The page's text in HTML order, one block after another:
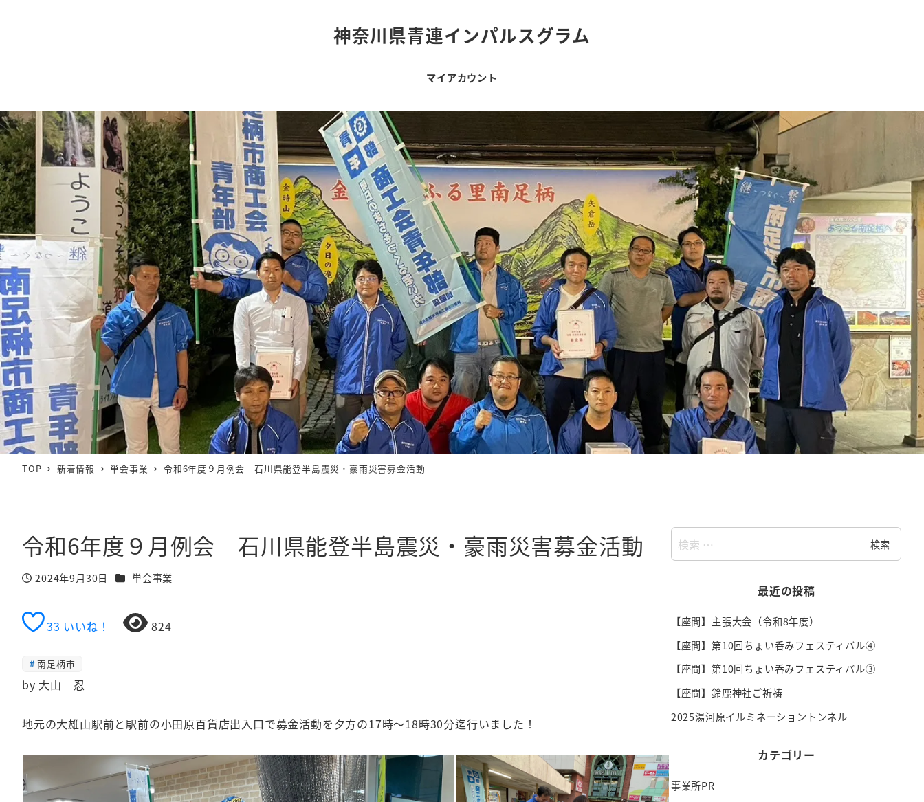
神奈川県青連インパルスグラム
マイアカウント
TOP 新着情報 単会事業 令和6年度９月例会 石川県能登半島震災・豪雨災害募金活動
令和6年度９月例会 石川県能登半島震災・豪雨災害募金活動
投稿日
2024年9月30日 カテゴリー
単会事業
33 いいね！ 824
南足柄市
by 大山 忍
地元の大雄山駅前と駅前の小田原百貨店出入口で募金活動を夕方の17時～18時30分迄行いました！
検
索
検索
最近の投稿
【座間】主張大会（令和8年度）
【座間】第10回ちょい呑みフェスティバル④
【座間】第10回ちょい呑みフェスティバル③
【座間】鈴鹿神社ご祈祷
2025湯河原イルミネーショントンネル
カテゴリー
事業所PR